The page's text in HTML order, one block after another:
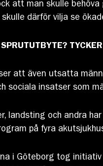
att man skulle
därför vilja se
att även utsatta
sociala insatser som
landsting och andra
på fyra
i Göteborg tog